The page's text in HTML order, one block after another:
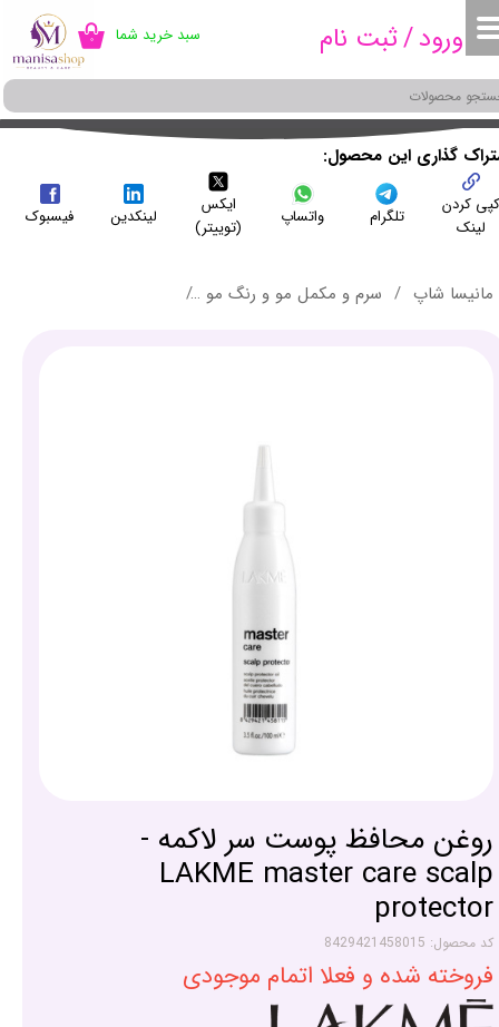
ورود/ثبت نامحساب کاربری من
تغییر گذر واژه
سفارشات
خروج از حساب کاربری
۰ سبد خرید شما
مانیسا شاپ سرم و مکمل مو و رنگ مو
روغن محافظ پوست سر لاکمه -
LAKME master care scalp
protector
کد محصول: 8429421458015
فروخته شده و فعلا اتمام موجودی
کردن
لینک
تلگرام واتساپ
ایکس
(توییتر)
لینکدین فیسبوک
گذاری این محصول